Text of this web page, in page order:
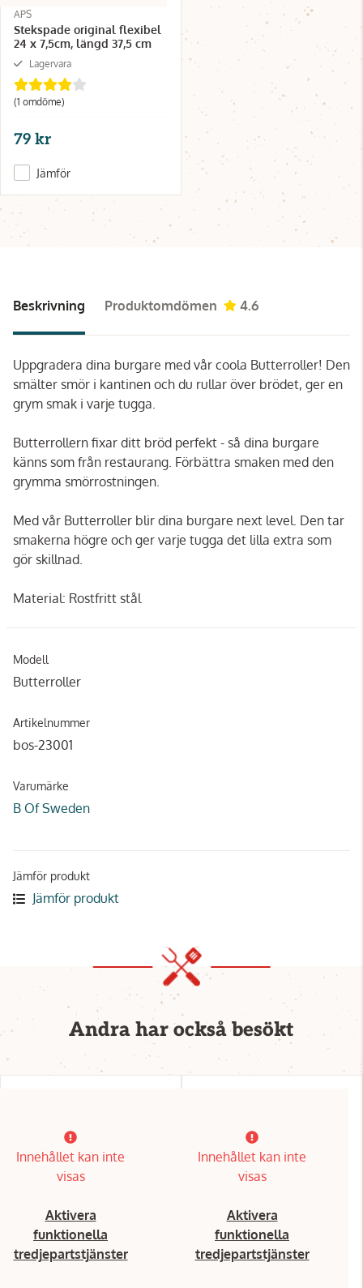
APS
Stekspade original flexibel
24 x 7,5cm, längd 37,5 cm
Lagervara
(1 omdöme)
79 kr
Jämför
Beskrivning Produktomdömen 4.6
Uppgradera dina burgare med vår coola Butterroller! Den
smälter smör i kantinen och du rullar över brödet, ger en
grym smak i varje tugga.
Butterrollern fixar ditt bröd perfekt - så dina burgare
känns som från restaurang. Förbättra smaken med den
grymma smörrostningen.
Med vår Butterroller blir dina burgare next level. Den tar
smakerna högre och ger varje tugga det lilla extra som
gör skillnad.
Material: Rostfritt stål
Modell
Butterroller
Artikelnummer
bos-23001
Varumärke
B Of Sweden
Jämför produkt
Jämför produkt
Andra har också besökt
Innehållet kan inte
visas
Aktivera
funktionella
tredjepartstjänster
Innehållet kan inte
visas
Aktivera
funktionella
tredjepartstjänster